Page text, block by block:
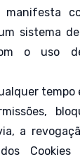
manifesta
sistema
o uso
a